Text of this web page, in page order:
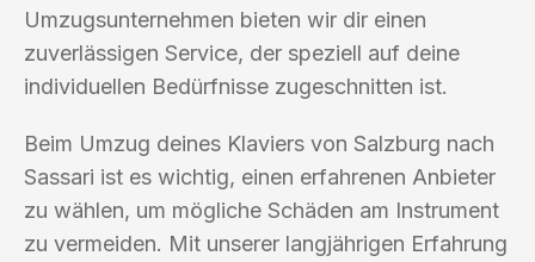
Umzugsunternehmen bieten wir dir einen
zuverlässigen Service, der speziell auf deine
individuellen Bedürfnisse zugeschnitten ist.
Beim Umzug deines Klaviers von Salzburg nach
Sassari ist es wichtig, einen erfahrenen Anbieter
zu wählen, um mögliche Schäden am Instrument
zu vermeiden. Mit unserer langjährigen Erfahrung